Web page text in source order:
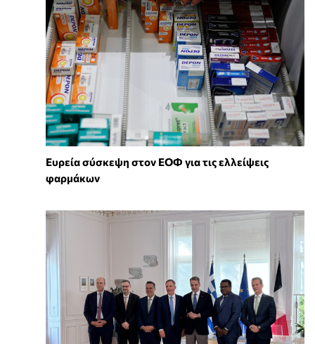
Ευρεία σύσκεψη στον ΕΟΦ για τις ελλείψεις
φαρμάκων